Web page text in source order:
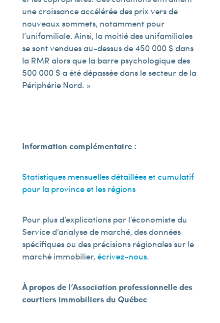
une croissance accélérée des prix vers de
nouveaux sommets, notamment pour
l’unifamiliale. Ainsi, la moitié des unifamiliales
se sont vendues au-dessus de 450 000 $ dans
la RMR alors que la barre psychologique des
500 000 $ a été dépassée dans le secteur de la
Périphérie Nord. »
Information complémentaire :
Statistiques mensuelles détaillées et cumulatif
pour la province et les régions
Pour plus d’explications par l’économiste du
Service d’analyse de marché, des données
spécifiques ou des précisions régionales sur le
marché immobilier, écrivez-nous.
À propos de l’Association professionnelle des
courtiers immobiliers du Québec